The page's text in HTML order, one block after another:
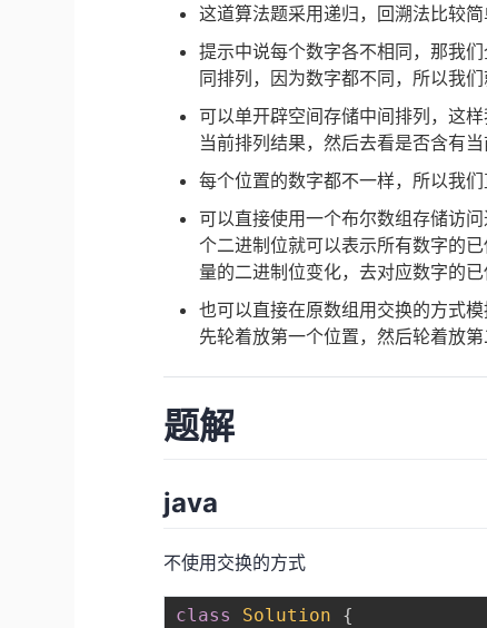
这道算法题采用递归，回溯法比较
提示中说每个数字各不相同，那我
同排列，因为数字都不同，所以我
可以单开辟空间存储中间排列，这
当前排列结果，然后去看是否含有
每个位置的数字都不一样，所以我
可以直接使用一个布尔数组存储访
个二进制位就可以表示所有数字的
量的二进制位变化，去对应数字的已
也可以直接在原数组用交换的方式
先轮着放第一个位置，然后轮着放第
题解
java
不使用交换的方式
class Solution
{